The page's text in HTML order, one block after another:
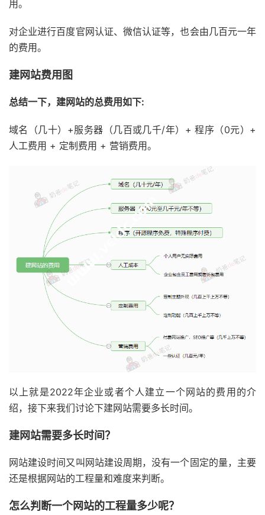
用。
对企业进行百度官网认证、微信认证等，也会由几百元一年
的费用。
建网站费用图
总结一下，建网站的总费用如下:
域名（几十）+服务器（几百或几千/年）+ 程序（0元）+
人工费用 + 定制费用 + 营销费用。
以上就是2022年企业或者个人建立一个网站的费用的介
绍，接下来我们讨论下建网站需要多长时间。
建网站需要多长时间？
网站建设时间又叫网站建设周期，没有一个固定的量，主要
还是根据网站的工程量和难度来判断。
怎么判断一个网站的工程量多少呢？